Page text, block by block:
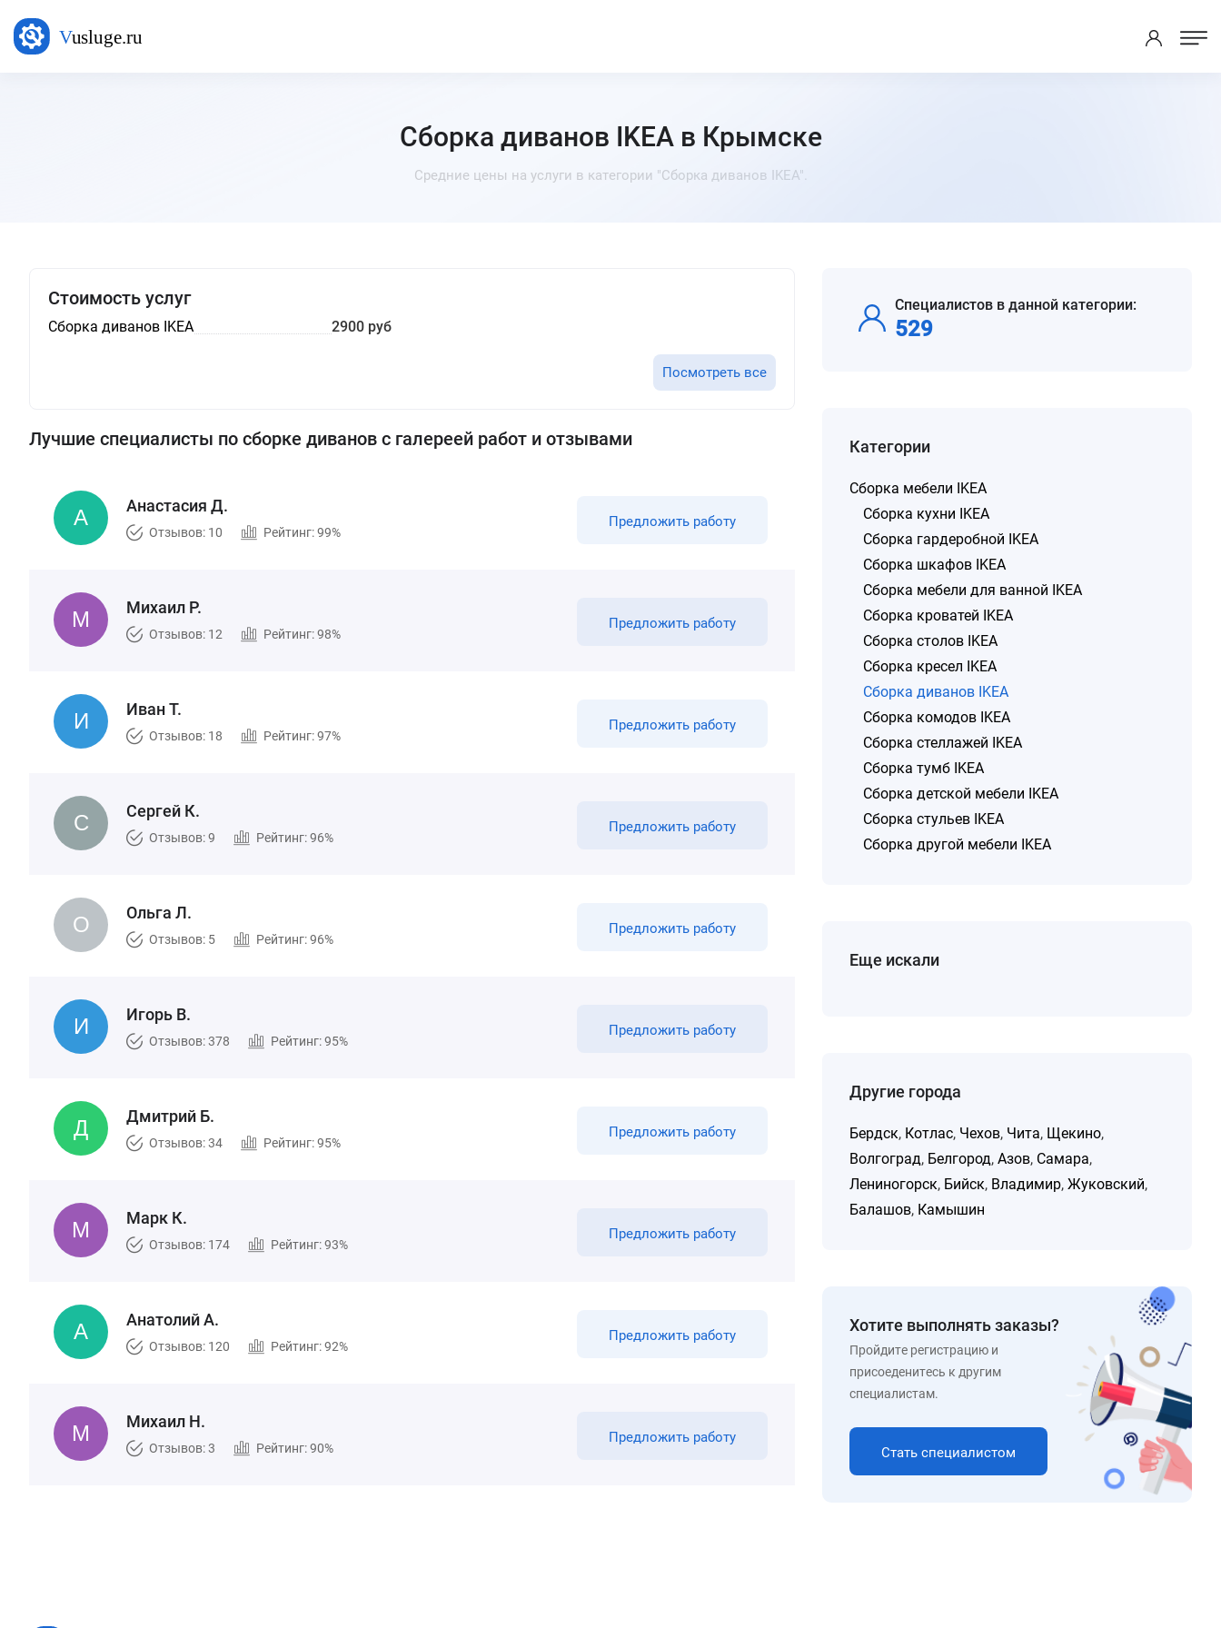
Сборка диванов IKEA в Крымске
Средние цены на услуги в категории "Сборка диванов IKEA".
Стоимость услуг
Сборка диванов IKEA 2900 руб
Посмотреть все
Лучшие специалисты по сборке диванов с галереей работ и отзывами
Анастасия Д.
Отзывов: 10 Рейтинг: 99%
Предложить работу
Михаил Р.
Отзывов: 12 Рейтинг: 98%
Предложить работу
Иван Т.
Отзывов: 18 Рейтинг: 97%
Предложить работу
Сергей К.
Отзывов: 9 Рейтинг: 96%
Предложить работу
Ольга Л.
Отзывов: 5 Рейтинг: 96%
Предложить работу
Игорь В.
Отзывов: 378 Рейтинг: 95%
Предложить работу
Дмитрий Б.
Отзывов: 34 Рейтинг: 95%
Предложить работу
Марк К.
Отзывов: 174 Рейтинг: 93%
Предложить работу
Анатолий А.
Отзывов: 120 Рейтинг: 92%
Предложить работу
Михаил Н.
Отзывов: 3 Рейтинг: 90%
Предложить работу
Специалистов в данной категории:
529
Категории
Сборка мебели IKEA
Сборка кухни IKEA
Сборка гардеробной IKEA
Сборка шкафов IKEA
Сборка мебели для ванной IKEA
Сборка кроватей IKEA
Сборка столов IKEA
Сборка кресел IKEA
Сборка диванов IKEA
Сборка комодов IKEA
Сборка стеллажей IKEA
Сборка тумб IKEA
Сборка детской мебели IKEA
Сборка стульев IKEA
Сборка другой мебели IKEA
Еще искали
Другие города
Бердск, Котлас, Чехов, Чита, Щекино,
Волгоград, Белгород,Азов, Самара,
Лениногорск, Бийск, Владимир,Жуковский,
Балашов, Камышин
Хотите выполнять заказы?
Пройдите регистрацию и
присоеденитесь к другим
специалистам.
Стать специалистом